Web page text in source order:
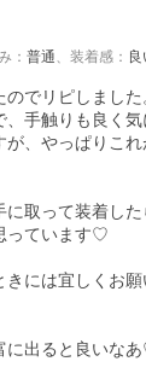
： 普通、 装着感 ：
でリピしました
、手触りも良く
が、やっぱりこ
取って装着した
っています♡
きには宜しくお
に出ると良いな